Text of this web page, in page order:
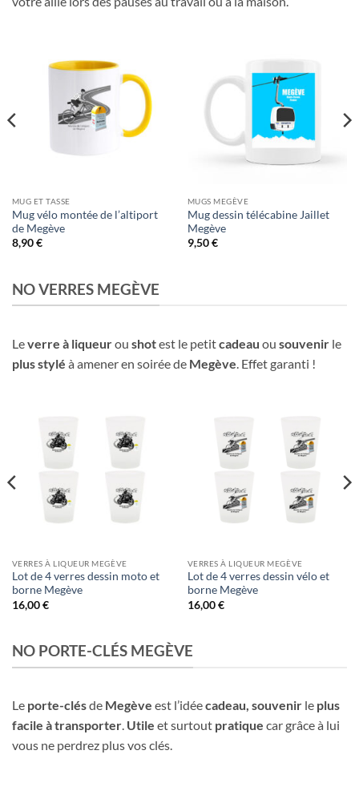
MUG ET TASSE
Mug vélo montée de l’altiport
de Megève
8,90€
MUGS MEGÈVE
Mug dessin télécabine Jaillet
Megève
9,50€
NO VERRES MEGÈVE
Leverre à liqueurou shotest le petitcadeau ou souvenir le
plus stylé à amener en soirée de Megève. Effet garanti !
VERRES À LIQUEUR MEGÈVE
Lot de 4 verres dessin moto et
borne Megève
16,00€
VERRES À LIQUEUR MEGÈVE
Lot de 4 verres dessin vélo et
borne Megève
16,00€
NO PORTE-CLÉS MEGÈVE
Le porte-clésde Megève est l’idéecadeau, souvenir le plus
facile à transporter. Utile et surtout pratique car grâce à lui
vous ne perdrez plus vos clés.